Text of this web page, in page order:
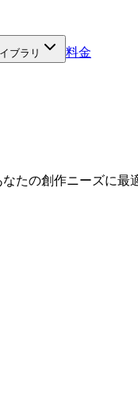
ブラリ 料金
たの創作ニーズに最